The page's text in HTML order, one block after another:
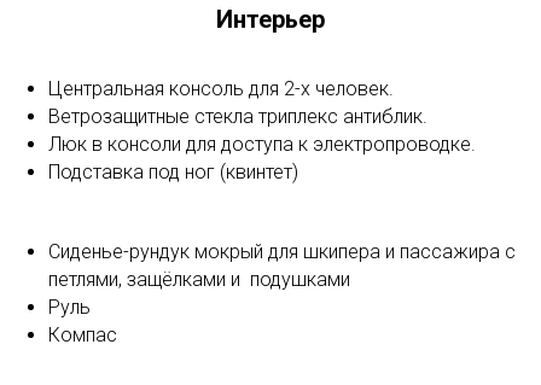
Интерьер
Центральная консоль для 2-х человек.
Ветрозащитные стекла триплекс антиблик.
Люк в консоли для доступа к электропроводке.
Подставка под ног (квинтет)
Сиденье-рундук мокрый для шкипера и пассажира с
петлями, защёлками и подушками
Руль
Компас